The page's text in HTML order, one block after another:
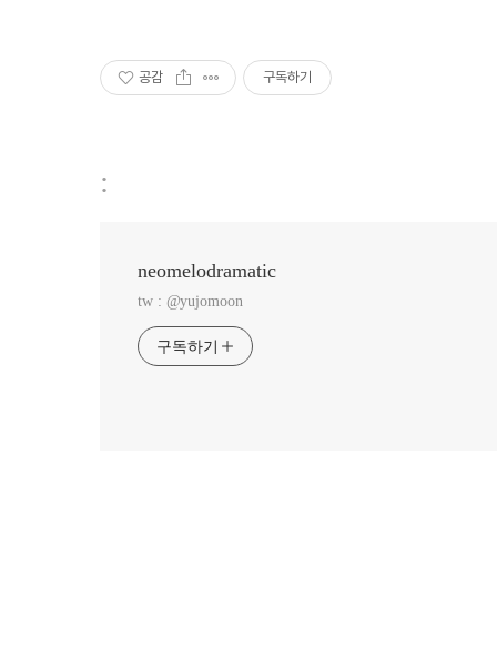
공감 구독하기
:
neomelodramatic
tw : @yujomoon
구독하기